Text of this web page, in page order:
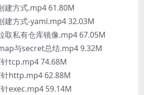
方式.mp4 61.80M
方式-yaml.mp4 32.03M
私有仓库镜像.mp4 67.05M
与secret总结.mp4 9.32M
tcp.mp4 74.68M
http.mp4 62.88M
exec.mp4 59.14M